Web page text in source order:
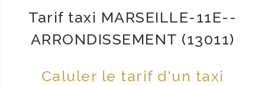
Tarif taxi MARSEILLE-11E--
ARRONDISSEMENT (13011)
Caluler le tarif d'un taxi